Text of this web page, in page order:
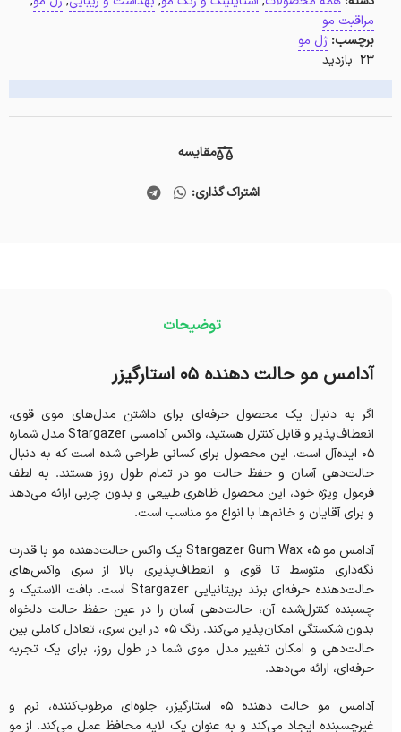
مراقبت مو
برچسب: ژل مو
23 بازدید
مقایسه
اشتراک گذاری:
توضیحات
آدامس مو حالت دهنده 05 استارگیزر
اگر به دنبال یک محصول حرفه‌ای برای داشتن مدل‌های موی قوی،
انعطاف‌پذیر و قابل کنترل هستید، واکس آدامسی Stargazer مدل شماره
۰۵ ایده‌آل است. این محصول برای کسانی طراحی شده است که به دنبال
حالت‌دهی آسان و حفظ حالت مو در تمام طول روز هستند. به لطف
فرمول ویژه خود، این محصول ظاهری طبیعی و بدون چربی ارائه می‌دهد
و برای آقایان و خانم‌ها با انواع مو مناسب است.
آدامس مو Stargazer Gum Wax 05 یک واکس حالت‌دهنده مو با قدرت
نگه‌داری متوسط ​​تا قوی و انعطاف‌پذیری بالا از سری واکس‌های
حالت‌دهنده حرفه‌ای برند بریتانیایی Stargazer است. بافت الاستیک و
چسبنده کنترل‌شده آن، حالت‌دهی آسان را در عین حفظ حالت دلخواه
بدون شکستگی امکان‌پذیر می‌کند. رنگ 05 در این سری، تعادل کاملی بین
حالت‌دهی و امکان تغییر مدل موی شما در طول روز، برای یک تجربه
حرفه‌ای، ارائه می‌دهد.
آدامس مو حالت دهنده 05 استارگیزر، جلوه‌ای مرطوب‌کننده، نرم و
غیرچسبنده ایجاد می‌کند و به عنوان یک لایه محافظ عمل می‌کند. از مو